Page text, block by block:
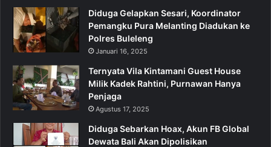
Diduga Gelapkan Sesari, Koordinator
Pemangku Pura Melanting Diadukan ke
Polres Buleleng
Januari 16, 2025
Ternyata Vila Kintamani Guest House
Milik Kadek Rahtini, Purnawan Hanya
Penjaga
Agustus 17, 2025
Diduga Sebarkan Hoax, Akun FB Global
Dewata Bali Akan Dipolisikan